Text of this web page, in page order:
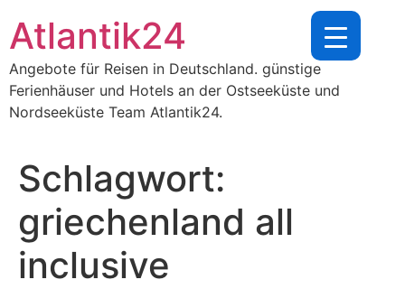
Inhalt
springen
Atlantik24
Angebote für Reisen in Deutschland. günstige
Ferienhäuser und Hotels an der Ostseeküste und
Nordseeküste Team Atlantik24.
Schlagwort:
griechenland all
inclusive